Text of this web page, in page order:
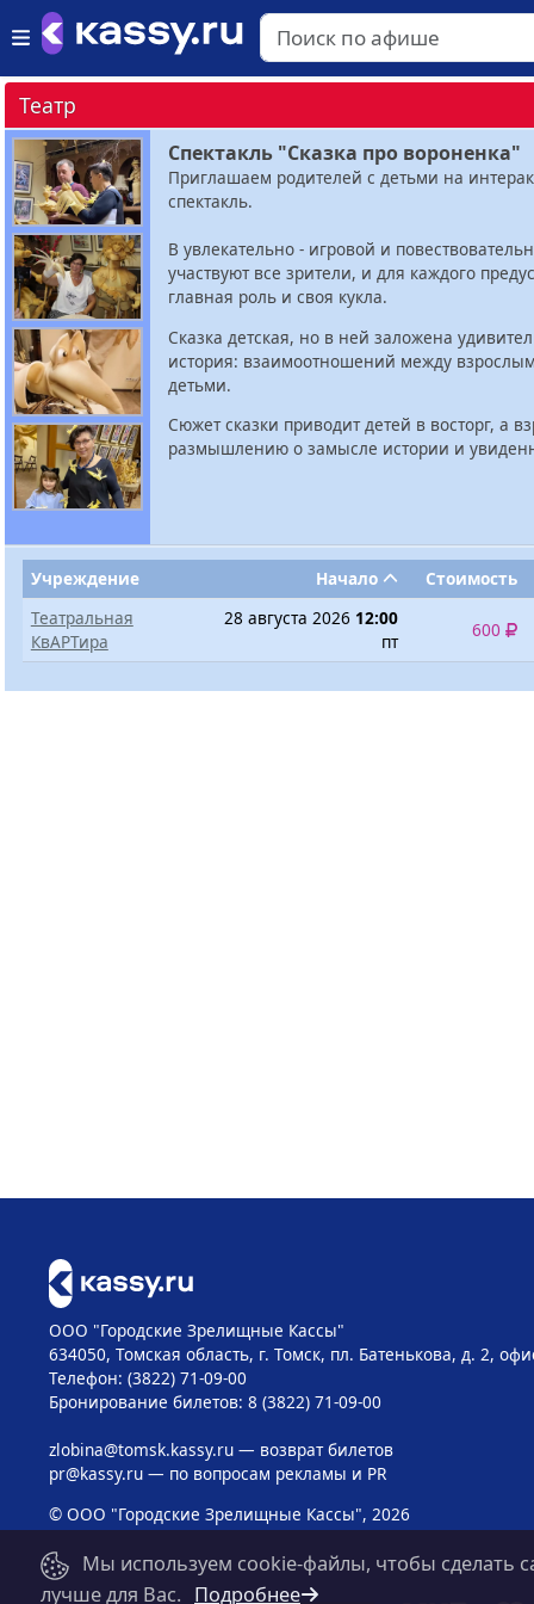
Театр
Спектакль "Сказка про вороненка"
Приглашаем родителей с детьми на
спектакль.
В увлекательно - игровой и
участвуют все зрители, и для каждого
главная роль и своя кукла.
Сказка детская, но в ней заложена
история: взаимоотношений между
детьми.
Сюжет сказки приводит детей в восторг, а
размышлению о замысле истории и
Учреждение Начало
Стоимость
Театральная
КвАРТира
28 августа 2026 12:00
пт
600
ООО "Городские Зрелищные Кассы"
634050, Томская область, г. Томск, пл. Батенькова, д. 2,
Телефон: (3822) 71-09-00
Бронирование билетов: 8 (3822) 71-09-00
zlobina@tomsk.kassy.ru— возврат билетов
pr@kassy.ru— по вопросам рекламы и PR
© ООО "Городские Зрелищные Кассы", 2026
Мы используем cookie-файлы, чтобы сделать
лучше для Вас. Подробнее